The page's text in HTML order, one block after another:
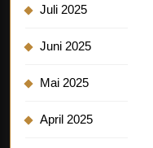
Juli 2025
Juni 2025
Mai 2025
April 2025